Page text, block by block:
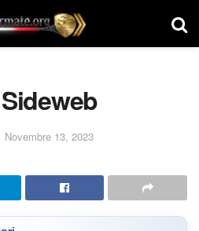
Novembre 13, 2023